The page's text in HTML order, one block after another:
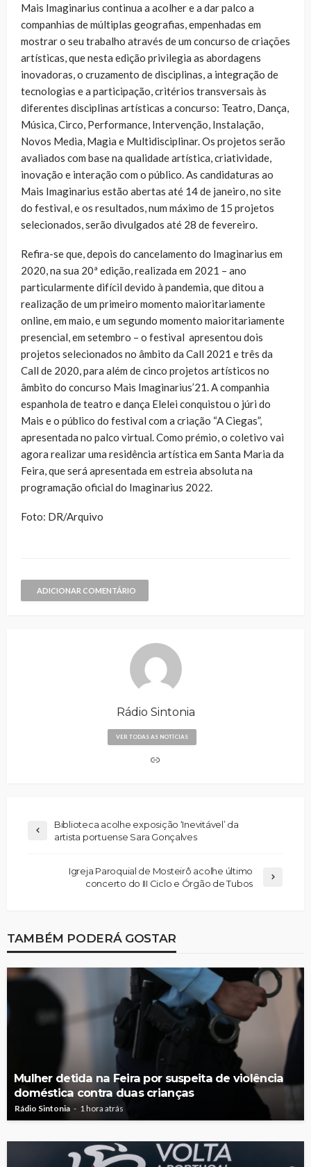
Mais Imaginarius continua a acolher e a dar palco a
companhias de múltiplas geografias, empenhadas em
mostrar o seu trabalho através de um concurso de criações
artísticas, que nesta edição privilegia as abordagens
inovadoras, o cruzamento de disciplinas, a integração de
tecnologias e a participação, critérios transversais às
diferentes disciplinas artísticas a concurso: Teatro, Dança,
Música, Circo, Performance, Intervenção, Instalação,
Novos Media, Magia e Multidisciplinar. Os projetos serão
avaliados com base na qualidade artística, criatividade,
inovação e interação com o público. As candidaturas ao
Mais Imaginarius estão abertas até 14 de janeiro, no site
do festival, e os resultados, num máximo de 15 projetos
selecionados, serão divulgados até 28 de fevereiro.
Refira-se que, depois do cancelamento do Imaginarius em
2020, na sua 20ª edição, realizada em 2021 – ano
particularmente difícil devido à pandemia, que ditou a
realização de um primeiro momento maioritariamente
online, em maio, e um segundo momento maioritariamente
presencial, em setembro – o festival apresentou dois
projetos selecionados no âmbito da Call 2021 e três da
Call de 2020, para além de cinco projetos artísticos no
âmbito do concurso Mais Imaginarius’21. A companhia
espanhola de teatro e dança Elelei conquistou o júri do
Mais e o público do festival com a criação “A Ciegas”,
apresentada no palco virtual. Como prémio, o coletivo vai
agora realizar uma residência artística em Santa Maria da
Feira, que será apresentada em estreia absoluta na
programação oficial do Imaginarius 2022.
Foto: DR/Arquivo
ADICIONAR COMENTÁRIO
Rádio Sintonia
VER TODAS AS NOTÍCIAS
Biblioteca acolhe exposição ‘Inevitável’ da
artista portuense Sara Gonçalves
Igreja Paroquial de Mosteirô acolhe último
concerto do III Ciclo e Órgão de Tubos
TAMBÉM PODERÁ GOSTAR
Mulher detida na Feira por suspeita de violência
doméstica contra duas crianças
Rádio Sintonia 1 hora atrás